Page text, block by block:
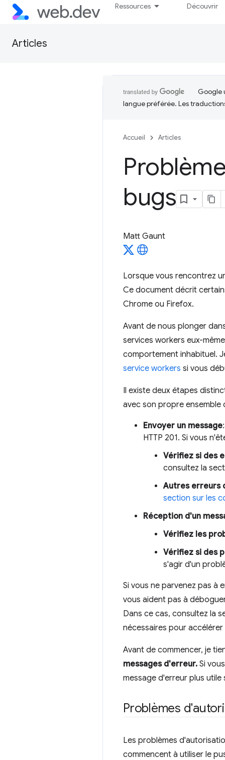
Ressources Découvrir
Articles
Google
langue préférée. Les
Accueil Articles
bugs
Matt Gaunt
Lorsque vous rencontrez
Ce document décrit
Chrome ou Firefox.
Avant de nous plonger
services workers eux-
comportement inhabituel.
service workers si vous
Il existe deux étapes
avec son propre
Envoyer un message
HTTP 201. Si vous
Vérifiez si des
consultez la
Autres erreurs
section sur les
Réception d'un
Vérifiez les
Vérifiez si des
s'agir d'un
Si vous ne parvenez pas à
vous aident pas à
Dans ce cas, consultez la
nécessaires pour
Avant de commencer, je
messages d'erreur. Si
message d'erreur plus utile
Problèmes
Les problèmes
commencent à utiliser le